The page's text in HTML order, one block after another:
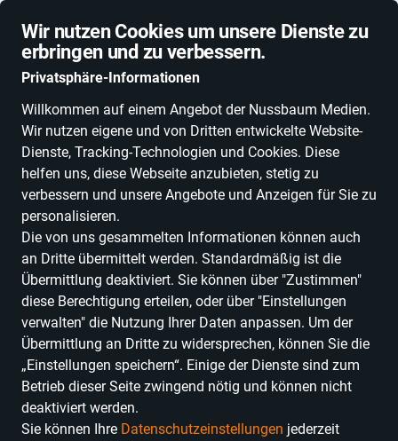
Wir nutzen Cookies um unsere Dienste zu
erbringen und zu verbessern.
Privatsphäre-Informationen
Willkommen auf einem Angebot der Nussbaum Medien.
Wir nutzen eigene und von Dritten entwickelte Website-
Dienste, Tracking-Technologien und Cookies. Diese
helfen uns, diese Webseite anzubieten, stetig zu
verbessern und unsere Angebote und Anzeigen für Sie zu
personalisieren.
Die von uns gesammelten Informationen können auch
an Dritte übermittelt werden. Standardmäßig ist die
Übermittlung deaktiviert. Sie können über "Zustimmen"
diese Berechtigung erteilen, oder über "Einstellungen
verwalten" die Nutzung Ihrer Daten anpassen. Um der
Übermittlung an Dritte zu widersprechen, können Sie die
„Einstellungen speichern“. Einige der Dienste sind zum
Betrieb dieser Seite zwingend nötig und können nicht
deaktiviert werden.
Sie können Ihre Datenschutzeinstellungen jederzeit
ALLE KATEGORIEN NEUHEITEN DEALS ESSEN, TRINKEN &
Einkaufen in Baden-Württemberg
Fashion &
Accessoires
Bekleidung Unterwäsche & Socken
Unterwäsche & Socken
ALLE FILTER
Marken Farbe